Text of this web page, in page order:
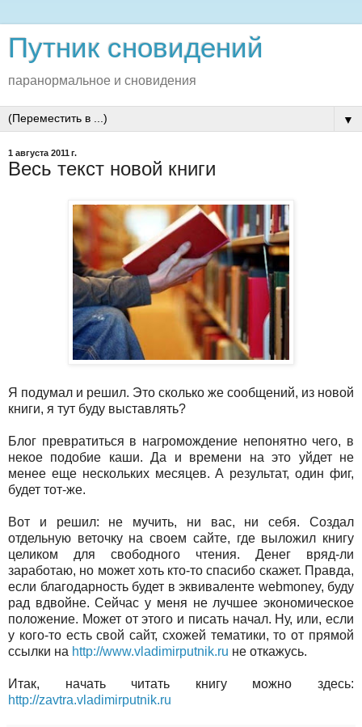
Путник сновидений
паранормальное и сновидения
▼
1 августа 2011 г.
Весь текст новой книги
Я подумал и решил. Это сколько же сообщений, из новой
книги, я тут буду выставлять?
Блог превратиться в нагромождение непонятно чего, в
некое подобие каши. Да и времени на это уйдет не
менее еще нескольких месяцев. А результат, один фиг,
будет тот-же.
Вот и решил: не мучить, ни вас, ни себя. Создал
отдельную веточку на своем сайте, где выложил книгу
целиком для свободного чтения. Денег вряд-ли
заработаю, но может хоть кто-то спасибо скажет. Правда,
если благодарность будет в эквиваленте webmoney, буду
рад вдвойне. Сейчас у меня не лучшее экономическое
положение. Может от этого и писать начал. Ну, или, если
у кого-то есть свой сайт, схожей тематики, то от прямой
ссылки на http://www.vladimirputnik.ru не откажусь.
Итак, начать читать книгу можно здесь:
http://zavtra.vladimirputnik.ru